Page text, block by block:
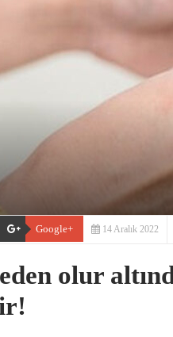
Google+ 14 Aralık 2022
olur